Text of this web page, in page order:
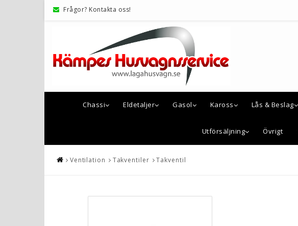
Frågor? Kontakta oss!
Chassi Eldetaljer Gasol Kaross Lås & Beslag
Utförsäljning Övrigt
Ventilation Takventiler Takventil